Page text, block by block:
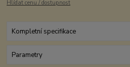
Hlídat cenu / dostupnost
Kompletní specifikace
Parametry